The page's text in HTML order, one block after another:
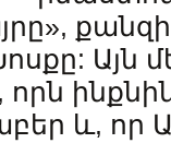
Այն
և, որ